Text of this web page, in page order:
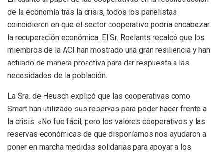
de la economía tras la crisis, todos los panelistas
coincidieron en que el sector cooperativo podría encabezar
la recuperación económica. El Sr. Roelants recalcó que los
miembros de la ACI han mostrado una gran resiliencia y han
actuado de manera proactiva para dar respuesta a las
necesidades de la población.
La Sra. de Heusch explicó que las cooperativas como
Smart han utilizado sus reservas para poder hacer frente a
la crisis. «No fue fácil, pero los valores cooperativos y las
reservas económicas de que disponíamos nos ayudaron a
poner en marcha medidas solidarias para apoyar a los